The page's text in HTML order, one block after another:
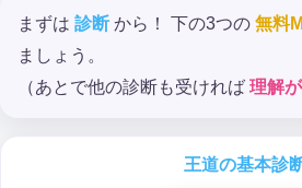
まずは 診断 から！ 下の3つの 無料
ましょう。
（あとで他の診断も受ければ 理解
王道の基本診